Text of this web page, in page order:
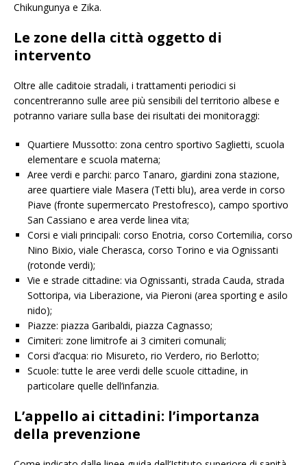
Chikungunya e Zika.
Le zone della città oggetto di
intervento
Oltre alle caditoie stradali, i trattamenti periodici si
concentreranno sulle aree più sensibili del territorio albese e
potranno variare sulla base dei risultati dei monitoraggi:
Quartiere Mussotto: zona centro sportivo Saglietti, scuola
elementare e scuola materna;
Aree verdi e parchi: parco Tanaro, giardini zona stazione,
aree quartiere viale Masera (Tetti blu), area verde in corso
Piave (fronte supermercato Prestofresco), campo sportivo
San Cassiano e area verde linea vita;
Corsi e viali principali: corso Enotria, corso Cortemilia, corso
Nino Bixio, viale Cherasca, corso Torino e via Ognissanti
(rotonde verdi);
Vie e strade cittadine: via Ognissanti, strada Cauda, strada
Sottoripa, via Liberazione, via Pieroni (area sporting e asilo
nido);
Piazze: piazza Garibaldi, piazza Cagnasso;
Cimiteri: zone limitrofe ai 3 cimiteri comunali;
Corsi d’acqua: rio Misureto, rio Verdero, rio Berlotto;
Scuole: tutte le aree verdi delle scuole cittadine, in
particolare quelle dell’infanzia.
L’appello ai cittadini: l’importanza
della prevenzione